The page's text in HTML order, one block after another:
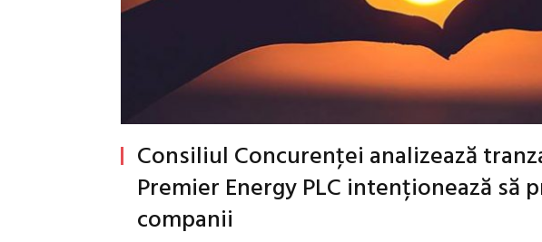
Consiliul Concurenţei analizează
Premier Energy PLC intenționează să
companii